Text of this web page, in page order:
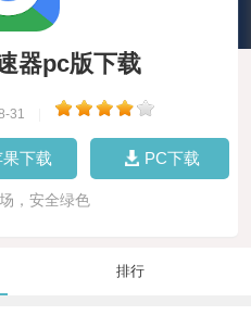
器pc版下载
31
下载 PC下载
，安全绿色
排行